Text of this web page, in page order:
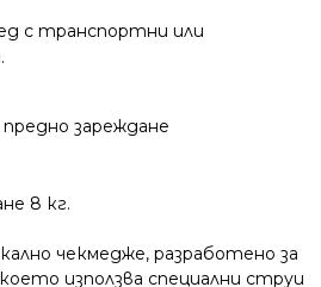
с транспортни или
зареждане
8 кг.
чекмедже, разработено за
използва специални струи